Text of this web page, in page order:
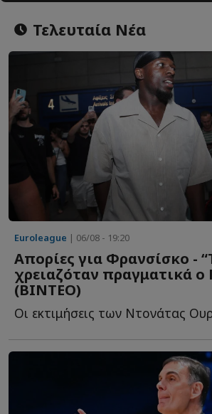
Τελευταία Νέα
Euroleague | 06/08 - 19:20
Απορίες για Φρανσίσκο -
χρειαζόταν πραγματικά ο
(ΒΙΝΤΕΟ)